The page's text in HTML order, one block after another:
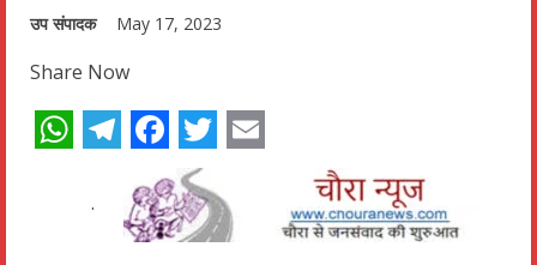
उप संपादक May 17, 2023
Share Now
WhatsApp
Telegram
Facebook
TwitterEmail
.